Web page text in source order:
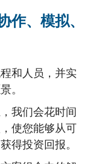
作、模拟、
和人员，并实
。
我们会花时间
使您能够从可
得投资回报。